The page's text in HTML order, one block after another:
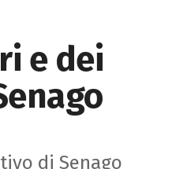
e dei
di Senago